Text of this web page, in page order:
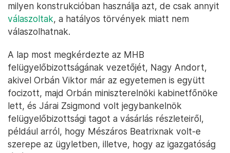
milyen konstrukcióban használja azt, de csak annyit
válaszoltak, a hatályos törvények miatt nem
válaszolhatnak.
A lap most megkérdezte az MHB
felügyelőbizottságának vezetőjét, Nagy Andort,
akivel Orbán Viktor már az egyetemen is együtt
focizott, majd Orbán miniszterelnöki kabinetfőnöke
lett, és Járai Zsigmond volt jegybankelnök
felügyelőbizottsági tagot a vásárlás részleteiről,
például arról, hogy Mészáros Beatrixnak volt-e
szerepe az ügyletben, illetve, hogy az igazgatóság